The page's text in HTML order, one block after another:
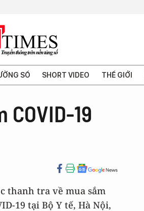
SỐ SHORT VIDEO THẾ GIỚI
19
thanh tra về mua sắm
19 tại Bộ Y tế, Hà Nội,